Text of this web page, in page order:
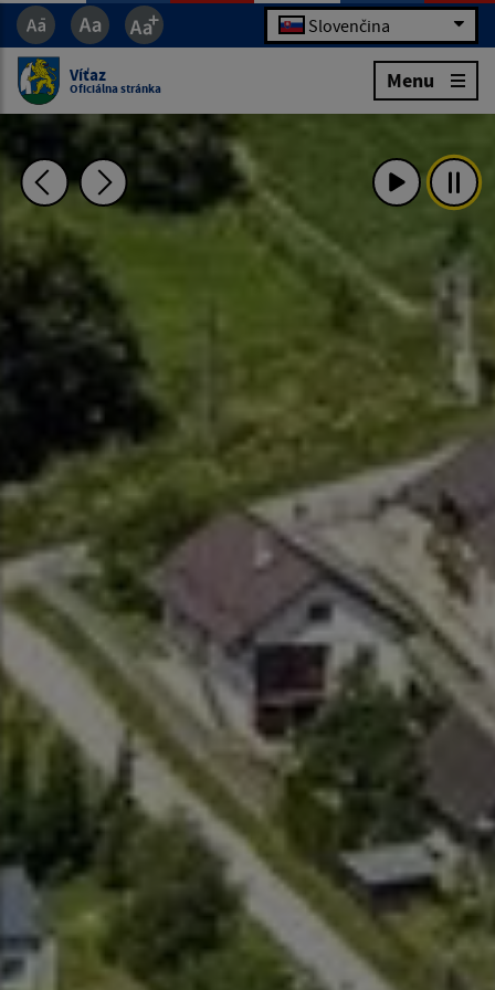
Slovenčina
Víťaz
Oficiálna stránka Menu